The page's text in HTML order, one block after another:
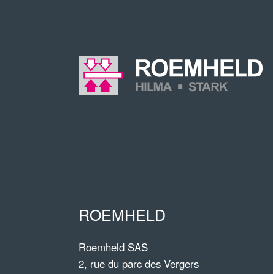
ROEMHELD
Roemheld SAS
2, rue du parc des Vergers